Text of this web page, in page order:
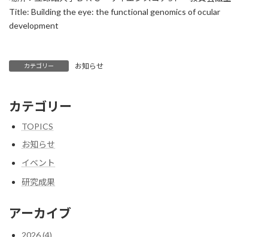
Title: Building the eye: the functional genomics of ocular
development
カテゴリー お知らせ
カテゴリー
TOPICS
お知らせ
イベント
研究成果
アーカイブ
2026 (4)